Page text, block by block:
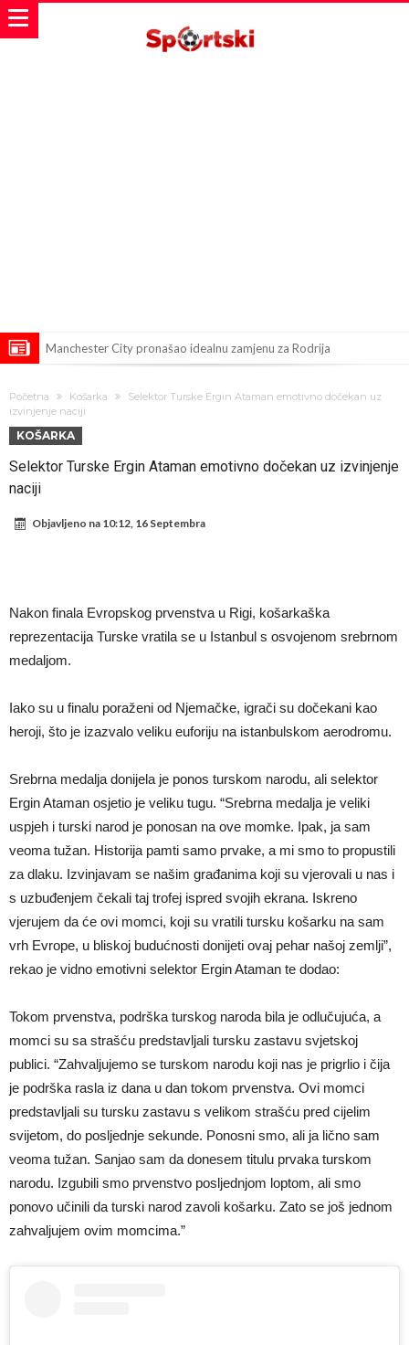
Manchester City pronašao idealnu zamjenu za Rodrija
od njih je Messi, znate li ko je drugi?
Прijelom u transferu Romera? Inter nema dovoljno sredstava,
Atletico prati situaciju.
GOTOVO JE! Čelsi dovodi novog lijevog beka – transfer vrijedan 21
milion eura
Atletico Madrid donosi neočekivanu odluku!
sramotan komentar na njegov račun
Početna Košarka
Selektor Turske Ergin Ataman emotivno dočekan uz
izvinjenje naciji
KOŠARKA
Selektor Turske Ergin Ataman emotivno dočekan uz izvinjenje
naciji
Objavljeno na 10:12, 16 Septembra
Nakon finala Evropskog prvenstva u Rigi, košarkaška
reprezentacija Turske vratila se u Istanbul s osvojenom srebrnom
medaljom.
Iako su u finalu poraženi od Njemačke, igrači su dočekani kao
heroji, što je izazvalo veliku euforiju na istanbulskom aerodromu.
Srebrna medalja donijela je ponos turskom narodu, ali selektor
Ergin Ataman osjetio je veliku tugu. “Srebrna medalja je veliki
uspjeh i turski narod je ponosan na ove momke. Ipak, ja sam
veoma tužan. Historija pamti samo prvake, a mi smo to propustili
za dlaku. Izvinjavam se našim građanima koji su vjerovali u nas i
s uzbuđenjem čekali taj trofej ispred svojih ekrana. Iskreno
vjerujem da će ovi momci, koji su vratili tursku košarku na sam
vrh Evrope, u bliskoj budućnosti donijeti ovaj pehar našoj zemlji”,
rekao je vidno emotivni selektor Ergin Ataman te dodao:
Tokom prvenstva, podrška turskog naroda bila je odlučujuća, a
momci su sa strašću predstavljali tursku zastavu svjetskoj
publici. “Zahvaljujemo se turskom narodu koji nas je prigrlio i čija
je podrška rasla iz dana u dan tokom prvenstva. Ovi momci
predstavljali su tursku zastavu s velikom strašću pred cijelim
svijetom, do posljednje sekunde. Ponosni smo, ali ja lično sam
veoma tužan. Sanjao sam da donesem titulu prvaka turskom
narodu. Izgubili smo prvenstvo posljednjom loptom, ali smo
ponovo učinili da turski narod zavoli košarku. Zato se još jednom
zahvaljujem ovim momcima.”